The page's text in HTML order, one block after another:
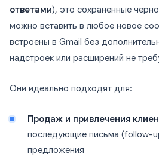
ответами), это сохраненные
можно вставить в любое новое
встроены в Gmail без
надстроек или расширений не
Они идеально подходят для:
Продаж и привлечения
последующие письма (follow-
предложения